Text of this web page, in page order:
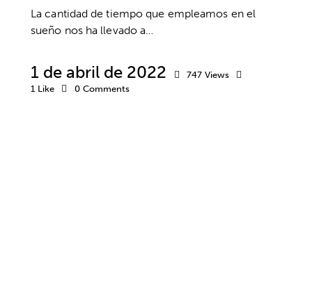
La cantidad de tiempo que empleamos en el
sueño nos ha llevado a…
1 de abril de 2022 747 Views
1 Like 0 Comments